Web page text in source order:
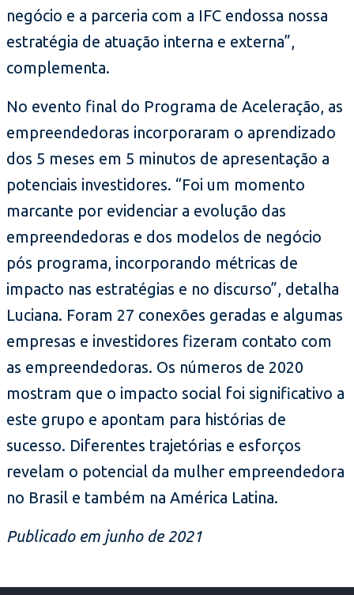
negócio e a parceria com a IFC endossa nossa
estratégia de atuação interna e externa”,
complementa.
No evento final do Programa de Aceleração, as
empreendedoras incorporaram o aprendizado
dos 5 meses em 5 minutos de apresentação a
potenciais investidores. “Foi um momento
marcante por evidenciar a evolução das
empreendedoras e dos modelos de negócio
pós programa, incorporando métricas de
impacto nas estratégias e no discurso”, detalha
Luciana. Foram 27 conexões geradas e algumas
empresas e investidores fizeram contato com
as empreendedoras. Os números de 2020
mostram que o impacto social foi significativo a
este grupo e apontam para histórias de
sucesso. Diferentes trajetórias e esforços
revelam o potencial da mulher empreendedora
no Brasil e também na América Latina.
Publicado em junho de 2021